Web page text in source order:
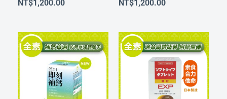
NT$1,200.00 NT$1,200.00
原
始
價
格：
NT$1,380.00。
目
前
價
格：
NT$1,200.00。